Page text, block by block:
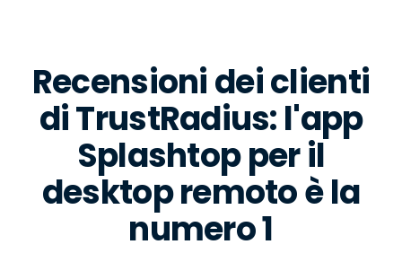
Recensioni dei clienti
di TrustRadius: l'app
Splashtop per il
desktop remoto è la
numero 1